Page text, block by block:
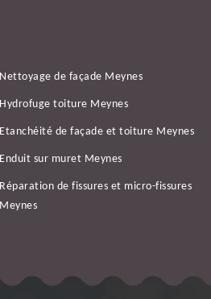
Nettoyage de façade Meynes
Hydrofuge toiture Meynes
Etanchéité de façade et toiture Meynes
Enduit sur muret Meynes
Réparation de fissures et micro-fissures
Meynes